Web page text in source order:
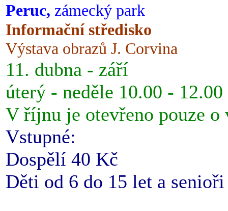
Peruc, zámecký park
Informační středisko
Výstava obrazů J. Corvina
11. dubna - září
úterý - neděle 10.00 -
V říjnu je otevřeno pouze o
Vstupné:
Dospělí 40 Kč
Děti od 6 do 15 let a